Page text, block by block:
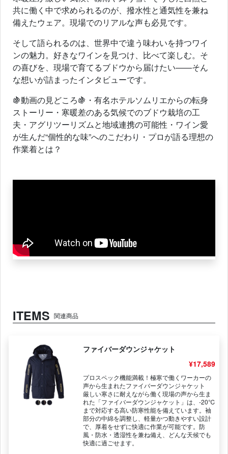
共に働く中で求められるのが、撥水性と通気性を兼ね
備えたウェア。現場でのリアルな声も必見です。
そして語られるのは、世界中で違う味わいを持つワイ
ンの魅力。好きなワインを見つけ、比べて楽しむ。そ
の喜びを、現場で育てるブドウから届けたい——そん
な想いが詰まったインタビューです。
🍇動画の見どころ🍇・有名ホテルソムリエからの転身
ストーリー・寒暖差のある気候でのブドウ栽培の工
夫・アグリツーリズムと地域連携の可能性・ワイン愛
が生んだ“個性的な味”へのこだわり・プロが語る理想の
作業着とは？
ITEMS 関連商品
ファイバーダウンジャケット
¥17,589
プロスペック機能満載！極寒で働くワーカーの
声から生まれたファイバーダウンジャケット
厳しい寒さに耐えながら働く現場の声から生ま
れた「ファイバーダウンジャケット」は、-20℃
まで対応する高い防寒性能を備えています。袖
部分の中綿を調整し、軽量かつ動きやすい設計
で、厚着をせずに快適に作業が可能です。防
風・防水・透湿性を兼ね備え、どんな天候でも
快適に過ごせます。